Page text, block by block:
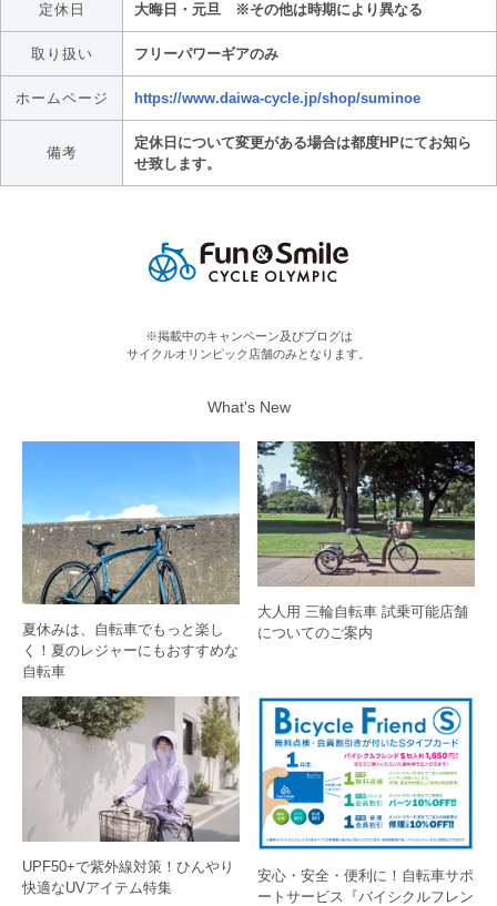
定休日 大晦日・元旦 ※その他は時期により異なる
取り扱い フリーパワーギアのみ
ホームページ https://www.daiwa-cycle.jp/shop/suminoe
備考
定休日について変更がある場合は都度HPにてお知ら
せ致します。
※掲載中のキャンペーン及びブログは
サイクルオリンピック店舗のみとなります。
What's New
夏休みは、自転車でもっと楽し
く！夏のレジャーにもおすすめな
自転車
大人用 三輪自転車 試乗可能店舗
についてのご案内
UPF50+で紫外線対策！ひんやり
快適なUVアイテム特集
安心・安全・便利に！自転車サポ
ートサービス『バイシクルフレン